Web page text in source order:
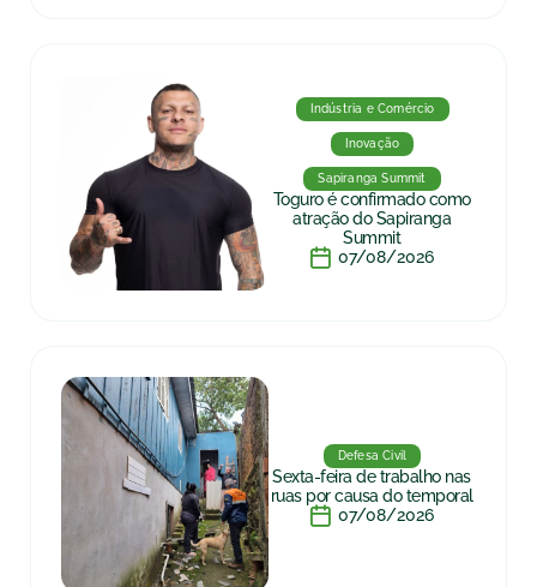
Indústria e Comércio
Inovação
Sapiranga Summit
Toguro é confirmado como
atração do Sapiranga
Summit
07/08/2026
Defesa Civil
Sexta-feira de trabalho nas
ruas por causa do temporal
07/08/2026